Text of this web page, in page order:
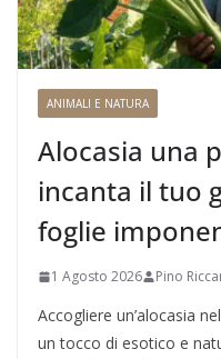
ANIMALI E NATURA
Alocasia una
incanta il tuo
foglie
1 Agosto 2026 Pino
Accogliere un’alocasia
un tocco di esotico e